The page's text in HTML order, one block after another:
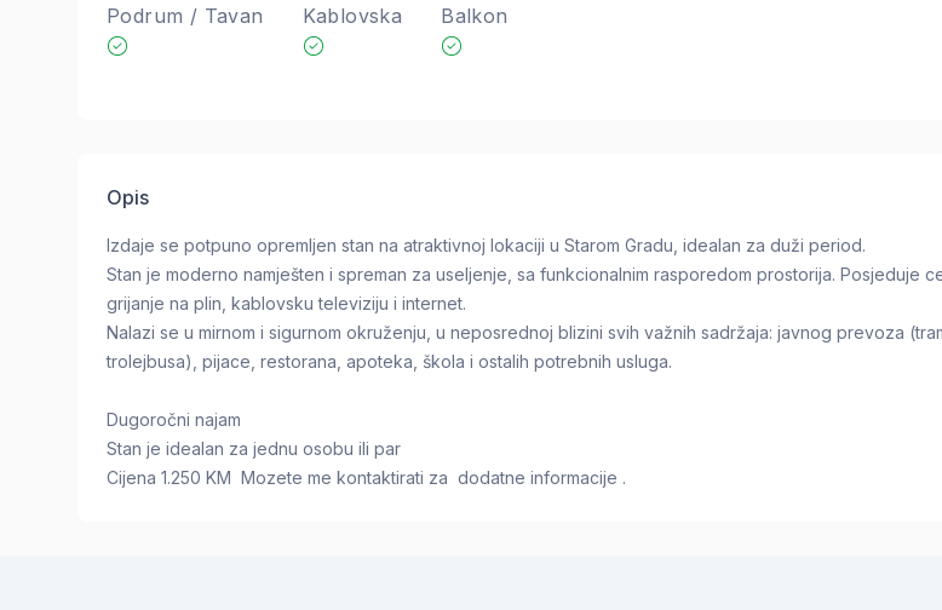
Podrum / Tavan Kablovska Balkon
Opis
Izdaje se potpuno opremljen stan na atraktivnoj lokaciji u Starom Gradu, idealan za duži period.
Stan je moderno namješten i spreman za useljenje, sa funkcionalnim rasporedom prostorija. Posjeduje
grijanje na plin, kablovsku televiziju i internet.
Nalazi se u mirnom i sigurnom okruženju, u neposrednoj blizini svih važnih sadržaja: javnog prevoza
trolejbusa), pijace, restorana, apoteka, škola i ostalih potrebnih usluga.
Dugoročni najam
Stan je idealan za jednu osobu ili par
Cijena 1.250 KM Mozete me kontaktirati za dodatne informacije .